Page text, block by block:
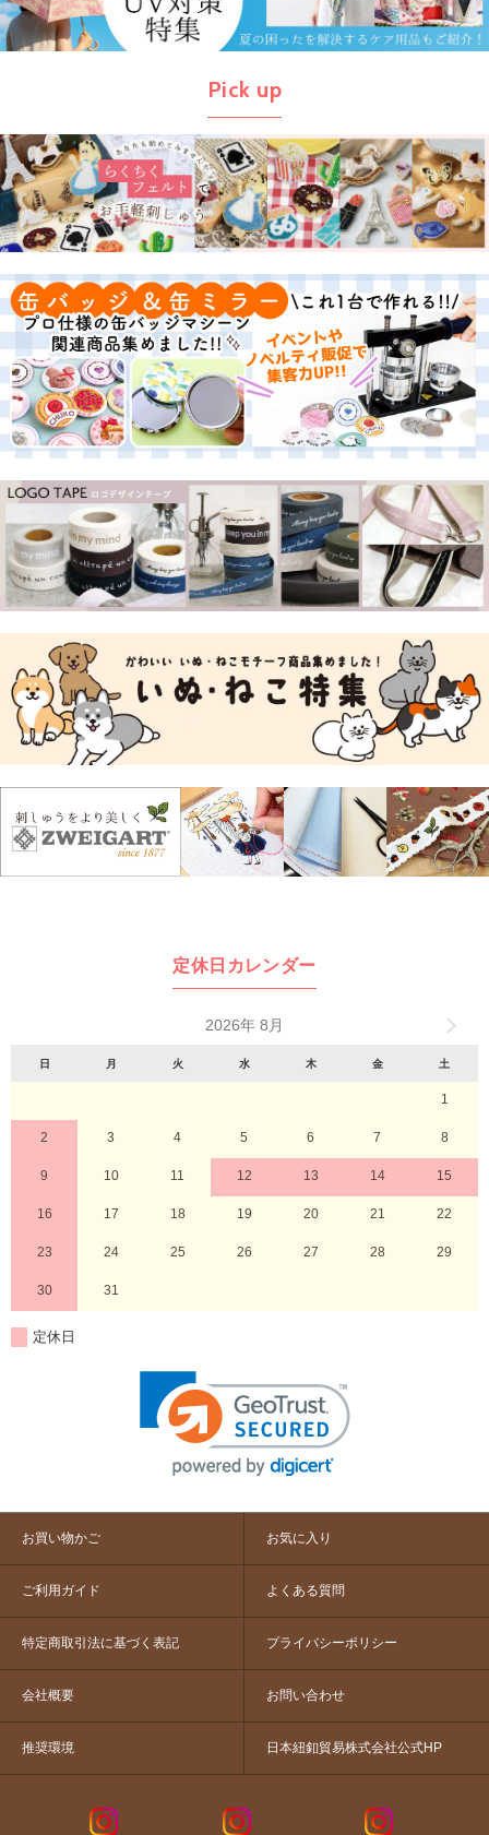
Pick up
定休日カレンダー
2026年 8月
日 月 火 水 木 金 土
1
2 3 4 5 6 7 8
9 10 11 12 13 14 15
16 17 18 19 20 21 22
23 24 25 26 27 28 29
30 31
定休日
お買い物かご お気に入り
ご利用ガイド よくある質問
特定商取引法に基づく表記 プライバシーポリシー
会社概要 お問い合わせ
推奨環境 日本紐釦貿易株式会社公式HP